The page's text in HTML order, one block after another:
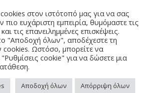
Προστασίας Προσωπικών
© Copyright 2019 – Youth
/ Designed & Developed by
NETinfo Plc
στον ιστότοπό μας για να σας
ευχάριστη εμπειρία, θυμόμαστε τις
τις επανειλημμένες επισκέψεις.
"Αποδοχή όλων", αποδέχεστε τη
Ωστόσο, μπορείτε να
"Ρυθμίσεις cookie" για να δώσετε μια
Αποδοχή όλων Απόρριψη όλων